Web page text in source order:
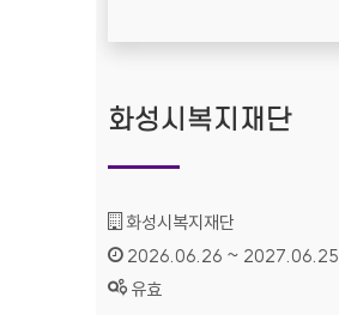
화성시복지재단
기관명 :
화성시복지재단
인증기간 :
2026.06.26 ~ 2027.06.25
상태 :
유효